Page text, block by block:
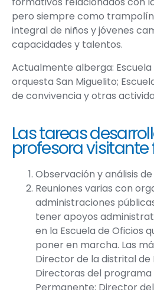
pero siempre como
integral de niños y jóvenes
capacidades y talentos.
Actualmente alberga: Escuela
orquesta San Miguelito;
de convivencia y otras
Las tareas
profesora visitante
Observación y análisis
Reuniones varias con
administraciones
tener apoyos
en la Escuela de Oficios
poner en marcha. Las
Director de la distrital de
Directoras del programa